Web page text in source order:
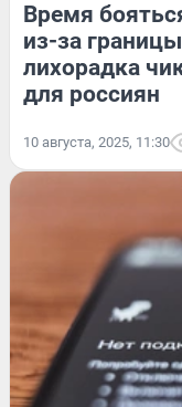
Время
из-за
лихорадка
для россиян
10 августа, 2025, 11:30